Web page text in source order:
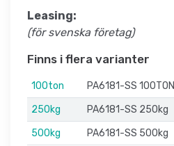
Leasing:
(för svenska företag)
Finns i flera varianter
100ton PA6181-SS 100TON
250kg
PA6181-SS 250kg
500kg
PA6181-SS 500kg